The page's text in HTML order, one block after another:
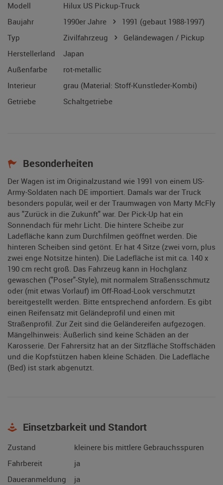
Modell
Hilux US Pickup-Truck
Baujahr
1990er Jahre 1991 (gebaut 1988-1997)
Typ
Zivilfahrzeug
Geländewagen / Pickup
Herstellerland
Japan
Außenfarbe
rot-metallic
Interieur
grau (Material: Stoff-Kunstleder-Kombi)
Getriebe
Schaltgetriebe
Besonderheiten
Der Wagen ist im Originalzustand wie 1991 von einem US-
Army-Soldaten nach DE importiert. Damals war der Truck
besonders populär, weil er der Traumwagen von Marty McFly
aus "Zurück in die Zukunft" war. Der Pick-Up hat ein
Sonnendach für mehr Licht. Die hintere Scheibe zur
Ladefläche kann zum Durchfilmen geöffnet werden. Die
hinteren Scheiben sind getönt. Er hat 4 Sitze (zwei vorn, plus
zwei enge Notsitze hinten). Die Ladefläche ist mit ca. 140 x
190 cm recht groß. Das Fahrzeug kann in Hochglanz
gewaschen ("Poser"-Style), mit normalem Straßensschmutz
oder (mit etwas Vorlauf) im Off-Road-Look verschmutzt
bereitgestellt werden. Bitte entsprechend anfordern. Es gibt
einen Reifensatz mit Geländeprofil und einen mit
Straßenprofil. Zur Zeit sind die Geländereifen aufgezogen.
Mängelhinweis: Äußerlich sind keine Schäden an der
Karosserie. Der Fahrersitz hat an der Sitzfläche Stoffschäden
und die Kopfstützen haben kleine Schäden. Die Ladefläche
(Bed) ist stark abgenutzt.
Einsetzbarkeit und Standort
Zustand
kleinere bis mittlere Gebrauchsspuren
Fahrbereit
ja
Daueranmeldung
ja